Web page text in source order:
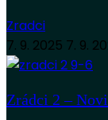
Zradci
7. 9. 2025 7. 9.
Zrádci 2 –